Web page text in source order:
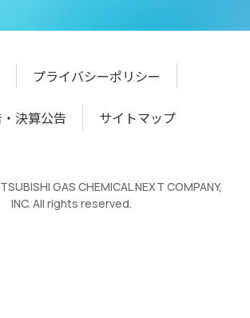
プライバシーポリシー
決算公告 サイトマップ
GAS CHEMICAL NEXT COMPANY,
INC. All rights reserved.